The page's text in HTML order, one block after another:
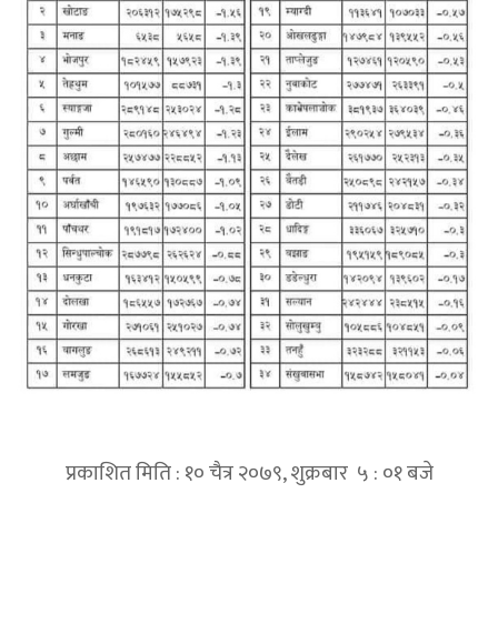
प्रकाशित मिति : १० चैत्र २०७९, शुक्रबार ५ : ०१ बजे